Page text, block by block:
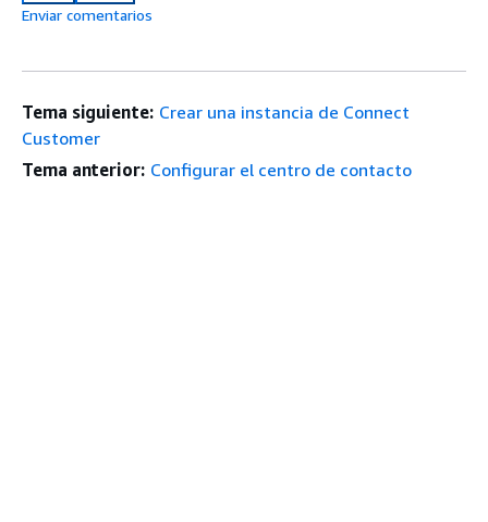
Enviar comentarios
Tema siguiente: Crear una instancia de Connect
Customer
Tema anterior: Configurar el centro de contacto